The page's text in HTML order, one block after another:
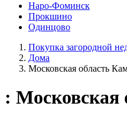
Наро-Фоминск
Прокшино
Одинцово
Покупка загородной
Дома
Московская область
: Московская